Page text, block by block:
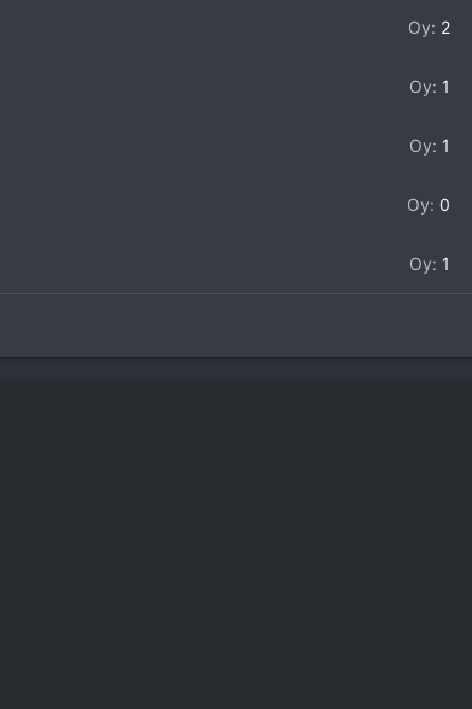
Oy: 2
Oy: 1
Oy: 1
Oy: 0
Oy: 1